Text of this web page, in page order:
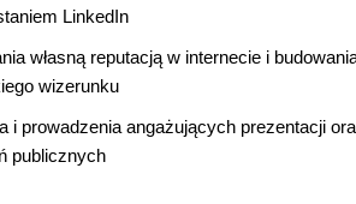
LinkedIn
własną reputacją w internecie i
wizerunku
i prowadzenia angażujących prezentacji
publicznych